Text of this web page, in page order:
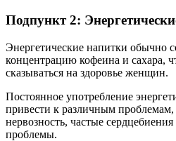
Подпункт 2:
Энергетические напитки обычно
концентрацию кофеина и сахара,
сказываться на здоровье женщин.
Постоянное употребление
привести к различным
нервозность, частые
проблемы.